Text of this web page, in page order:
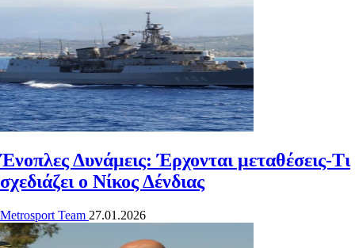
Ένοπλες Δυνάμεις: Έρχονται μεταθέσεις-Τι
σχεδιάζει ο Νίκος Δένδιας
Metrosport Team 27.01.2026